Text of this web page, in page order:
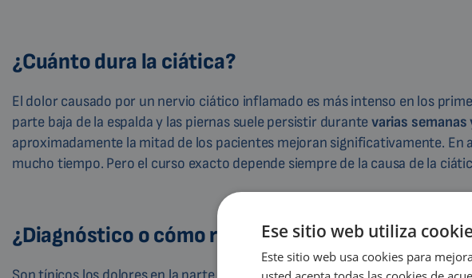
¿Cuánto dura la ciática?
El dolor causado por un nervio ciático inflamado es más intenso en los
parte baja de la espalda y las piernas suele persistir durantevarias
aproximadamente la mitad de los pacientes mejoran significativamente.
mucho tiempo. Pero el curso exacto depende siempre de la causa de la
¿Diagnóstico o cómo reconocer la ciática?
Ese sitio web utiliza
Este sitio web usa cookies para